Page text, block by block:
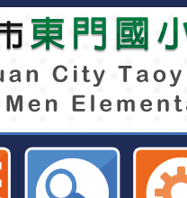
「參加大型
市東門國小